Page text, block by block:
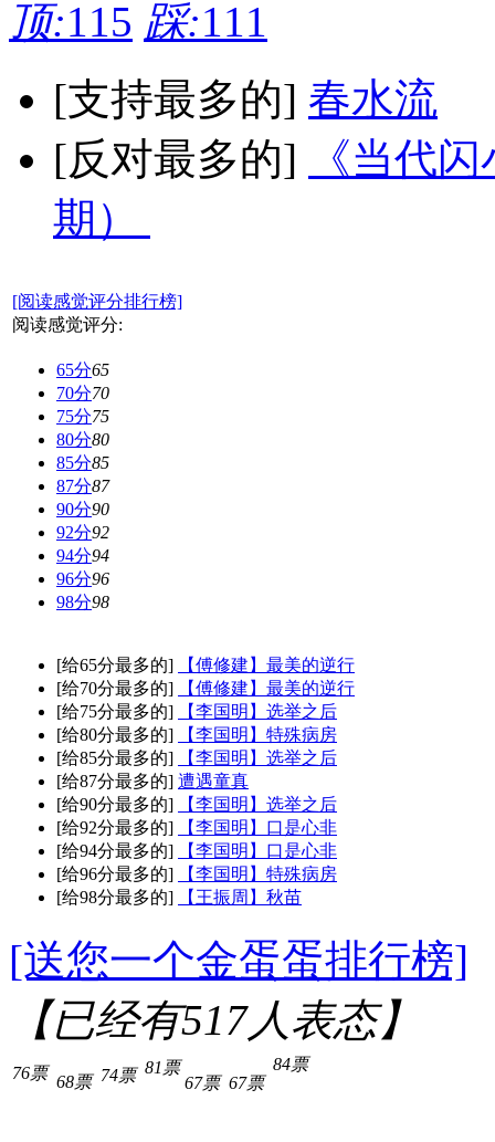
顶:115 踩:111
[支持最多的] 春水流
[反对最多的]
《当代
期）
[阅读感觉评分排行榜]
阅读感觉评分:
65分65
70分70
75分75
80分80
85分85
87分87
90分90
92分92
94分94
96分96
98分98
[给65分最多的]
【傅修建】最美的逆行
[给70分最多的]
【傅修建】最美的逆行
[给75分最多的]
【李国明】选举之后
[给80分最多的]
【李国明】特殊病房
[给85分最多的]
【李国明】选举之后
[给87分最多的] 遭遇童真
[给90分最多的]
【李国明】选举之后
[给92分最多的]
【李国明】口是心非
[给94分最多的]
【李国明】口是心非
[给96分最多的]
【李国明】特殊病房
[给98分最多的]
【王振周】秋苗
[送您一个金蛋蛋排行榜]
【已经有517人表态】
76票 68票 74票 81票
67票 67票
84票